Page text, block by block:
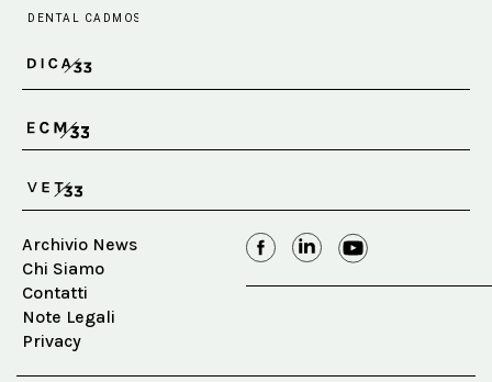
Archivio News
Chi Siamo
Contatti
Note Legali
Privacy